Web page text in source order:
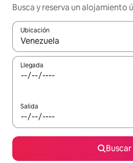
Busca y reserva un alojamiento
Ubicación
Cuando los resultados estén
Llegada
Salida
Buscar